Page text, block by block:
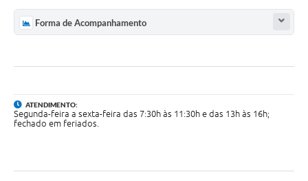
Forma de Acompanhamento
ATENDIMENTO:
Segunda-feira a sexta-feira das 7:30h às 11:30h e das 13h às 16h;
fechado em feriados.